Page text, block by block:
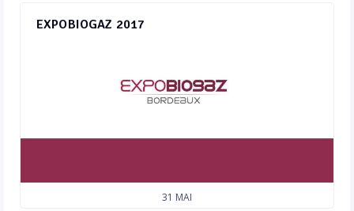
EXPOBIOGAZ 2017
31 MAI